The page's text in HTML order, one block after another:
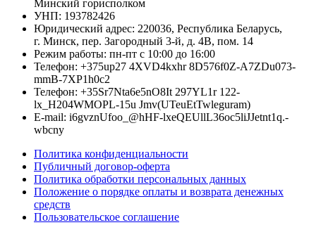
Минский горисполком
УНП: 193782426
Юридический адрес: 220036, Республика Беларусь,
г. Минск, пер. Загородный 3-й, д. 4В, пом. 14
Режим работы: пн-пт с 10:00 до 16:00
Телефон: +375up27 4XVD4kxhr 8D576f0Z-A7ZDu073-
mmB-7XP1h0c2
Телефон: +35Sr7Nta6e5nO8It 297YL1r 1 22-
lx_H204WMOPL-1 5u Jmv(UTeuEtTwleguram)
E-mail: i6gvznUfoo_ @hHF-lxeQEUllL36oc5liJJetnt1q.-
wbcny
Политика конфиденциальности
Публичный договор-оферта
Политика обработки персональных данных
Положение о порядке оплаты и возврата денежных
средств
Пользовательское соглашение